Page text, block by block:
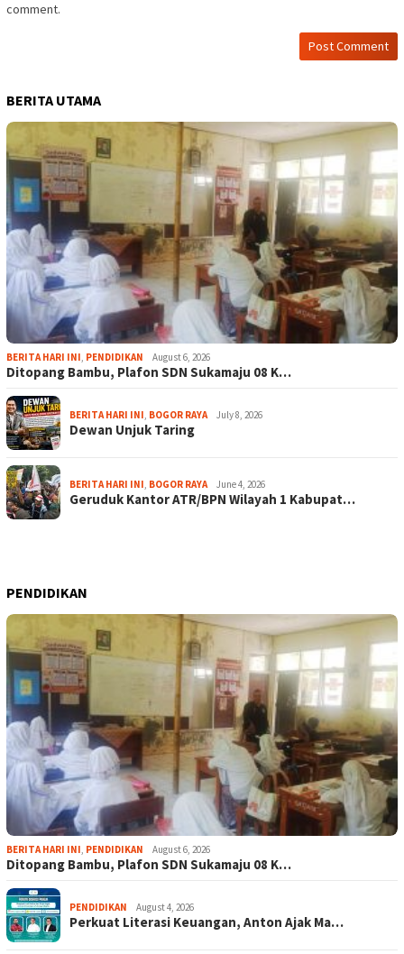
comment.
BERITA UTAMA
BERITA HARI INI, PENDIDIKAN August 6, 2026
Ditopang Bambu, Plafon SDN Sukamaju 08 K…
BERITA HARI INI, BOGOR RAYA July 8, 2026
Dewan Unjuk Taring
BERITA HARI INI, BOGOR RAYA June 4, 2026
Geruduk Kantor ATR/BPN Wilayah 1 Kabupat…
PENDIDIKAN
BERITA HARI INI, PENDIDIKAN August 6, 2026
Ditopang Bambu, Plafon SDN Sukamaju 08 K…
PENDIDIKAN August 4, 2026
Perkuat Literasi Keuangan, Anton Ajak Ma…